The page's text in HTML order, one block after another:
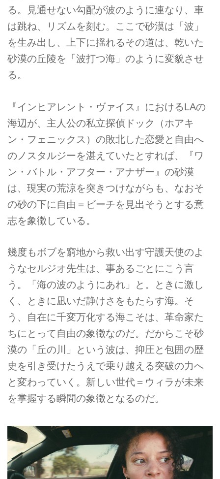
る。見通せない勾配が波のように連なり、車
は跳ね、リズムを刻む。ここで砂漠は「波」
を生み出し、上下に揺れるその道は、乾いた
砂漠の丘陵を「波打つ海」のように変貌させ
る。
『インヒアレント・ヴァイス』におけるLAの
海辺が、主人公の私立探偵ドック（ホアキ
ン・フェニックス）の敗北した恋愛と自由へ
のノスタルジーを湛えていたとすれば、『ワ
ン・バトル・アフター・アナザー』の砂漠
は、現実の荒涼を突きつけながらも、なおそ
の砂の下に自由＝ビーチを見出そうとする意
志を象徴している。
幾度もボブを窮地から救い出す守護天使のよ
うなセルジオ先生は、事あるごとにこう言
う。「海の波のようにあれ」と。ときに激し
く、ときに凪いだ静けさをもたらす海。そ
う、自在に千変万化する海こそは、革命家た
ちにとって自由の象徴なのだ。だからこそ砂
漠の「丘の川」という波は、抑圧と包囲の歴
史を引き受けたうえで乗り越える突破の力へ
と変わっていく。新しい世代＝ウィラが未来
を掌握する瞬間の象徴となるのだ。